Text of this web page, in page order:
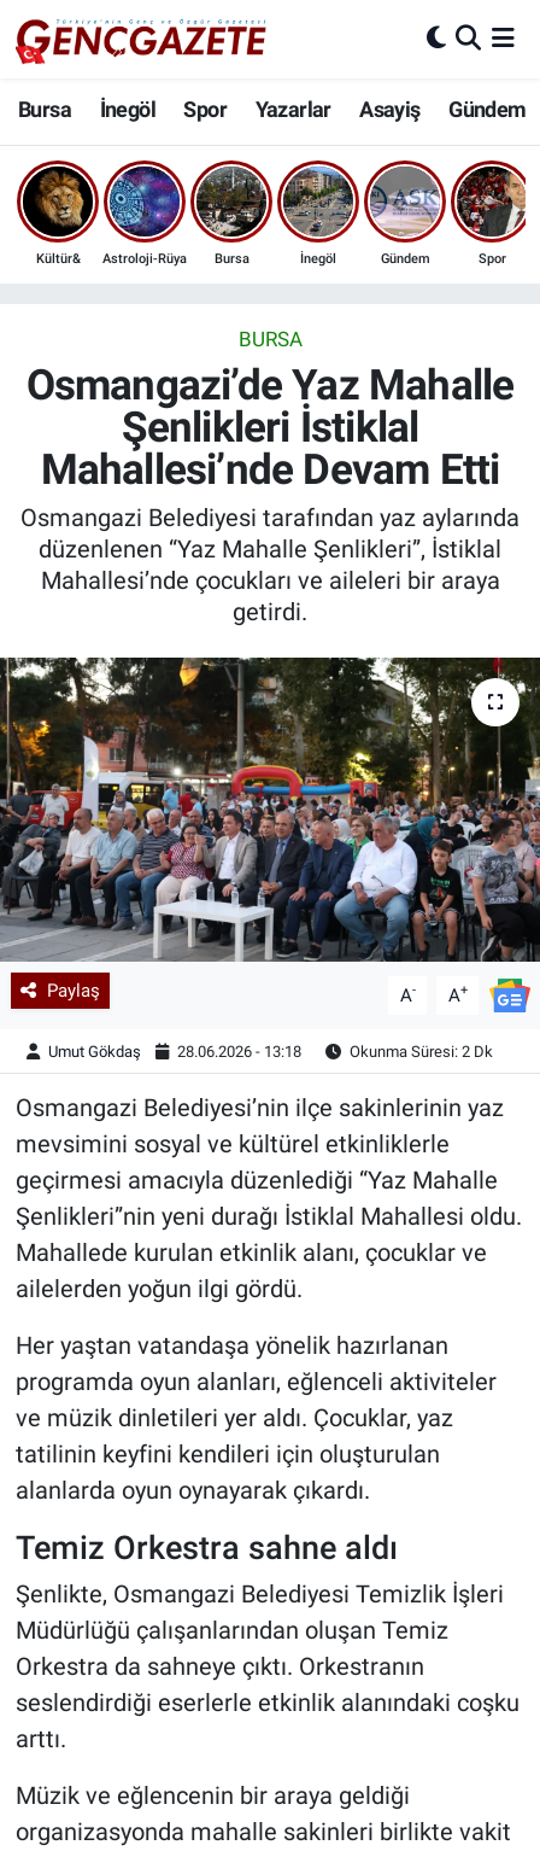
Bursa İnegöl Spor Yazarlar Asayiş Gündem
Kültür& Astroloji-Rüya Bursa İnegöl Gündem Spor
BURSA
Osmangazi’de Yaz Mahalle
Şenlikleri İstiklal
Mahallesi’nde Devam Etti
Osmangazi Belediyesi tarafından yaz aylarında
düzenlenen “Yaz Mahalle Şenlikleri”, İstiklal
Mahallesi’nde çocukları ve aileleri bir araya
getirdi.
Paylaş A- A+
Umut Gökdaş 28.06.2026 - 13:18 Okunma Süresi: 2 Dk
Osmangazi Belediyesi’nin ilçe sakinlerinin yaz
mevsimini sosyal ve kültürel etkinliklerle
geçirmesi amacıyla düzenlediği “Yaz Mahalle
Şenlikleri”nin yeni durağı İstiklal Mahallesi oldu.
Mahallede kurulan etkinlik alanı, çocuklar ve
ailelerden yoğun ilgi gördü.
Her yaştan vatandaşa yönelik hazırlanan
programda oyun alanları, eğlenceli aktiviteler
ve müzik dinletileri yer aldı. Çocuklar, yaz
tatilinin keyfini kendileri için oluşturulan
alanlarda oyun oynayarak çıkardı.
Temiz Orkestra sahne aldı
Şenlikte, Osmangazi Belediyesi Temizlik İşleri
Müdürlüğü çalışanlarından oluşan Temiz
Orkestra da sahneye çıktı. Orkestranın
seslendirdiği eserlerle etkinlik alanındaki coşku
arttı.
Müzik ve eğlencenin bir araya geldiği
organizasyonda mahalle sakinleri birlikte vakit
Bursa
İnegöl
3.SAYFA
Ekonomi
Güncel
İnanç
Kadın & Aile
Sağlık
Siyaset
Teknoloji
Yazarlar
Astroloji-Rüya
Nöbetçi Eczaneler
Hava Durumu
Trafik Durumu
Son Dakika Haberleri
Haber Arşivi